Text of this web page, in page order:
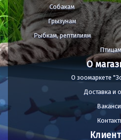
Собакам
Грызунам
Рыбкам, рептилиям
Птицам
О
О зоомаркете
Доставка и